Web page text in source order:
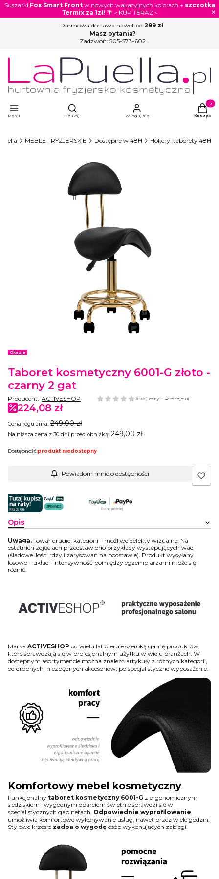
Suszarki Fox Smart Frontw nowych wakacyjnych kolorach + szczotka
Termix za 1zł! 🌴 > KUP TERAZ < ×
Darmowa dostawa nawet od 299 zł!
Masz pytania?
Zadzwoń: 505-573-602
Menu
Otwórz wyszukiwarkę
Szukaj Zaloguj się Koszyk
MEBLE FRYZJERSKIE Dostępne w 48H Hokery, taborety 48H
Etykiety
Okazja
Taboret kosmetyczny 6001-G złoto -
czarny 2 gat
Producent: ACTIVESHOP 0.00(Oceny: 0 Recenzje: 0)
224,08 zł
Cena regularna: 249,00 zł
Najniższa cena z 30 dni przed obniżką: 249,00 zł
Dostępność:produkt niedostepny
Powiadom mnie o dostępności
Opis
Uwaga. Towar drugiej kategorii – możliwe defekty wizualne. Na
ostatnich zdjęciach przedstawiono przykłady występujących wad
(śladowe ilości rdzy i zarysowań na podstawie). Produkt wysyłany
losowo – układ i intensywność pomiędzy egzemplarzami może się
różnić.
Marka ACTIVESHOP od wielu lat oferuje szeroką gamę produktów,
które sprawdzają się w profesjonalnym użytku w wielu branżach. W
dostępnym asortymencie można znaleźć artykuły z różnych kategorii,
od drobnych, niezbędnych akcesoriów, po specjalistyczne wyposażenie.
Komfortowy mebel kosmetyczny
Funkcjonalny taboret kosmetyczny 6001-G z ergonomicznym
siedziskiem i wygodnym oparciem świetnie sprawdzi się w
specjalistycznych gabinetach. Odpowiednie wyprofilowanie
umożliwia komfortowe wykonywanie usług, nawet przez wiele godzin.
Stylowe krzesło zadba o wygodę osób wykonujących zabiegi.